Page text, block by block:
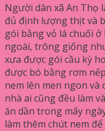
Người dân xã An Thọ
đủ định lượng thịt và
gói bằng vỏ lá chuối
ngoài, trông giống
xưa được gói cầu kỳ
được bó bằng rơm
nem lên men ngon và
nhà ai cũng đều làm
ăn dần trong mấy
làm thêm chút nem